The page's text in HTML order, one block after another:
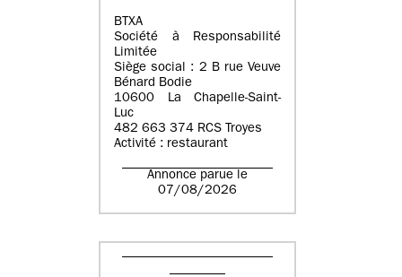
BTXA
Société à Responsabilité
Limitée
Siège social : 2 B rue Veuve
Bénard Bodie
10600 La Chapelle-Saint-
Luc
482 663 374 RCS Troyes
Activité : restaurant
Annonce parue le
07/08/2026